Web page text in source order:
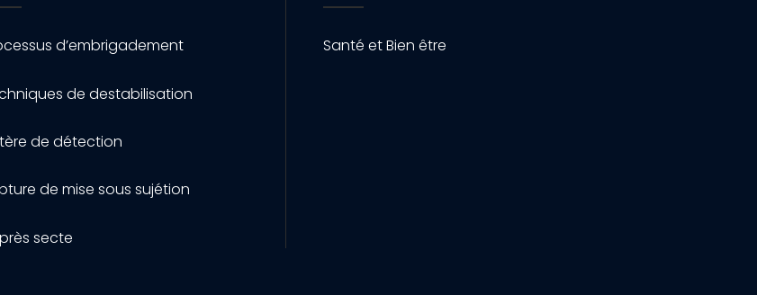
d’embrigadement
de destabilisation
de détection
de mise sous sujétion
secte
Santé et Bien être